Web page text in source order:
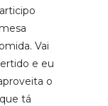
Vai
e eu
o
tá